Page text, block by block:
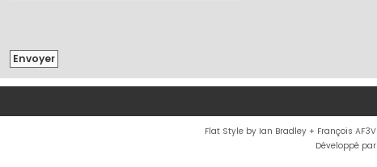
Flat Style by Ian Bradley + François AF3V
Développé par